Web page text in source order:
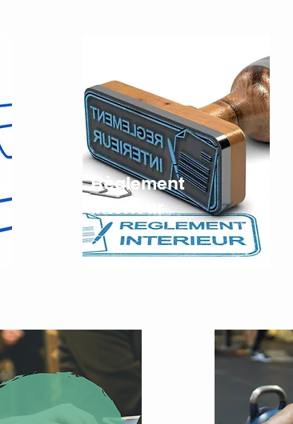
Règlement
Intérieur